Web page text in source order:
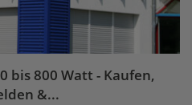
bis 800 Watt - Kaufen,
&...